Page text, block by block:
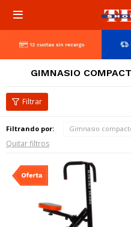

GIMNASIO
Filtrando por: Gimnasio
Quitar filtros